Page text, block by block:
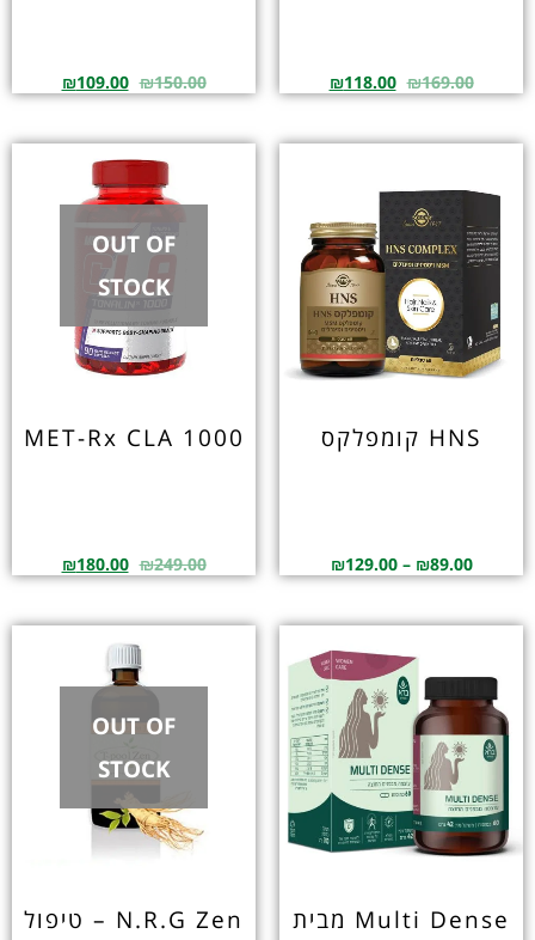
₪169.00
₪118.00
₪150.00
₪109.00
HNS קומפלקס
₪89.00
–
₪129.00
OUT OF
STOCK
MET-Rx CLA 1000
₪249.00
₪180.00
Multi Dense מבית
OUT OF
STOCK
N.R.G Zen – טיפול